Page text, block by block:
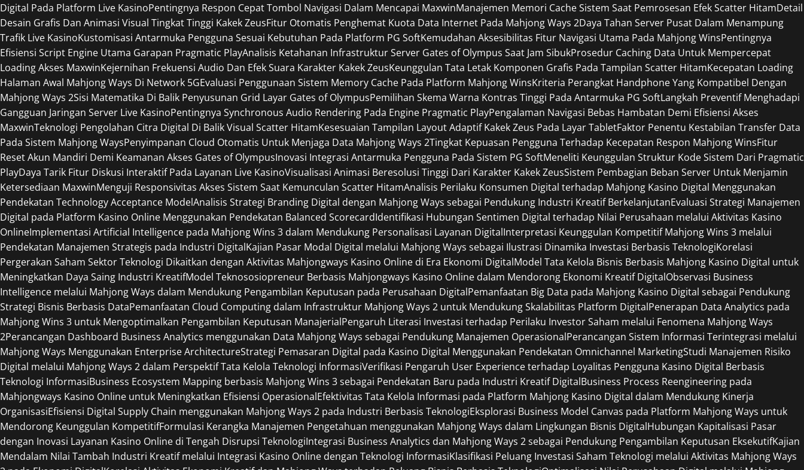
Digital Pada Platform Live KasinoPentingnya Respon Cepat Tombol Navigasi Dalam Mencapai MaxwinManajemen Memori Cache Sistem Saat Pemrosesan Efek Scatter HitamDetail
Desain Grafis Dan Animasi Visual Tingkat Tinggi Kakek ZeusFitur Otomatis Penghemat Kuota Data Internet Pada Mahjong Ways 2Daya Tahan Server Pusat Dalam Menampung
Trafik Live KasinoKustomisasi Antarmuka Pengguna Sesuai Kebutuhan Pada Platform PG SoftKemudahan Aksesibilitas Fitur Navigasi Utama Pada Mahjong WinsPentingnya
Efisiensi Script Engine Utama Garapan Pragmatic PlayAnalisis Ketahanan Infrastruktur Server Gates of Olympus Saat Jam SibukProsedur Caching Data Untuk Mempercepat
Loading Akses MaxwinKejernihan Frekuensi Audio Dan Efek Suara Karakter Kakek ZeusKeunggulan Tata Letak Komponen Grafis Pada Tampilan Scatter HitamKecepatan Loading
Halaman Awal Mahjong Ways Di Network 5GEvaluasi Penggunaan Sistem Memory Cache Pada Platform Mahjong WinsKriteria Perangkat Handphone Yang Kompatibel Dengan
Mahjong Ways 2Sisi Matematika Di Balik Penyusunan Grid Layar Gates of OlympusPemilihan Skema Warna Kontras Tinggi Pada Antarmuka PG SoftLangkah Preventif Menghadapi
Gangguan Jaringan Server Live KasinoPentingnya Synchronous Audio Rendering Pada Engine Pragmatic PlayPengalaman Navigasi Bebas Hambatan Demi Efisiensi Akses
MaxwinTeknologi Pengolahan Citra Digital Di Balik Visual Scatter HitamKesesuaian Tampilan Layout Adaptif Kakek Zeus Pada Layar TabletFaktor Penentu Kestabilan Transfer Data
Pada Sistem Mahjong WaysPenyimpanan Cloud Otomatis Untuk Menjaga Data Mahjong Ways 2Tingkat Kepuasan Pengguna Terhadap Kecepatan Respon Mahjong WinsFitur
Reset Akun Mandiri Demi Keamanan Akses Gates of OlympusInovasi Integrasi Antarmuka Pengguna Pada Sistem PG SoftMeneliti Keunggulan Struktur Kode Sistem Dari Pragmatic
PlayDaya Tarik Fitur Diskusi Interaktif Pada Layanan Live KasinoVisualisasi Animasi Beresolusi Tinggi Dari Karakter Kakek ZeusSistem Pembagian Beban Server Untuk Menjamin
Ketersediaan MaxwinMenguji Responsivitas Akses Sistem Saat Kemunculan Scatter HitamAnalisis Perilaku Konsumen Digital terhadap Mahjong Kasino Digital Menggunakan
Pendekatan Technology Acceptance ModelAnalisis Strategi Branding Digital dengan Mahjong Ways sebagai Pendukung Industri Kreatif BerkelanjutanEvaluasi Strategi Manajemen
Digital pada Platform Kasino Online Menggunakan Pendekatan Balanced ScorecardIdentifikasi Hubungan Sentimen Digital terhadap Nilai Perusahaan melalui Aktivitas Kasino
OnlineImplementasi Artificial Intelligence pada Mahjong Wins 3 dalam Mendukung Personalisasi Layanan DigitalInterpretasi Keunggulan Kompetitif Mahjong Wins 3 melalui
Pendekatan Manajemen Strategis pada Industri DigitalKajian Pasar Modal Digital melalui Mahjong Ways sebagai Ilustrasi Dinamika Investasi Berbasis TeknologiKorelasi
Pergerakan Saham Sektor Teknologi Dikaitkan dengan Aktivitas Mahjongways Kasino Online di Era Ekonomi DigitalModel Tata Kelola Bisnis Berbasis Mahjong Kasino Digital untuk
Meningkatkan Daya Saing Industri KreatifModel Teknososiopreneur Berbasis Mahjongways Kasino Online dalam Mendorong Ekonomi Kreatif DigitalObservasi Business
Intelligence melalui Mahjong Ways dalam Mendukung Pengambilan Keputusan pada Perusahaan DigitalPemanfaatan Big Data pada Mahjong Kasino Digital sebagai Pendukung
Strategi Bisnis Berbasis DataPemanfaatan Cloud Computing dalam Infrastruktur Mahjong Ways 2 untuk Mendukung Skalabilitas Platform DigitalPenerapan Data Analytics pada
Mahjong Wins 3 untuk Mengoptimalkan Pengambilan Keputusan ManajerialPengaruh Literasi Investasi terhadap Perilaku Investor Saham melalui Fenomena Mahjong Ways
2Perancangan Dashboard Business Analytics menggunakan Data Mahjong Ways sebagai Pendukung Manajemen OperasionalPerancangan Sistem Informasi Terintegrasi melalui
Mahjong Ways Menggunakan Enterprise ArchitectureStrategi Pemasaran Digital pada Kasino Digital Menggunakan Pendekatan Omnichannel MarketingStudi Manajemen Risiko
Digital melalui Mahjong Ways 2 dalam Perspektif Tata Kelola Teknologi InformasiVerifikasi Pengaruh User Experience terhadap Loyalitas Pengguna Kasino Digital Berbasis
Teknologi InformasiBusiness Ecosystem Mapping berbasis Mahjong Wins 3 sebagai Pendekatan Baru pada Industri Kreatif DigitalBusiness Process Reengineering pada
Mahjongways Kasino Online untuk Meningkatkan Efisiensi OperasionalEfektivitas Tata Kelola Informasi pada Platform Mahjong Kasino Digital dalam Mendukung Kinerja
OrganisasiEfisiensi Digital Supply Chain menggunakan Mahjong Ways 2 pada Industri Berbasis TeknologiEksplorasi Business Model Canvas pada Platform Mahjong Ways untuk
Mendorong Keunggulan KompetitifFormulasi Kerangka Manajemen Pengetahuan menggunakan Mahjong Ways dalam Lingkungan Bisnis DigitalHubungan Kapitalisasi Pasar
dengan Inovasi Layanan Kasino Online di Tengah Disrupsi TeknologiIntegrasi Business Analytics dan Mahjong Ways 2 sebagai Pendukung Pengambilan Keputusan EksekutifKajian
Mendalam Nilai Tambah Industri Kreatif melalui Integrasi Kasino Online dengan Teknologi InformasiKlasifikasi Peluang Investasi Saham Teknologi melalui Aktivitas Mahjong Ways